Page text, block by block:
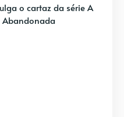
o cartaz da série A
Abandonada